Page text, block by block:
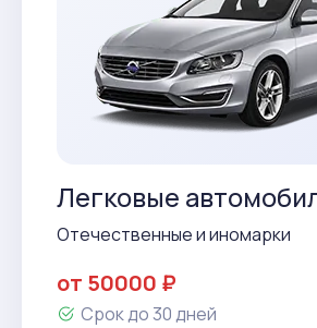
Легковые
Отечественные и иномарки
от 50000 ₽
Срок до 30 дней